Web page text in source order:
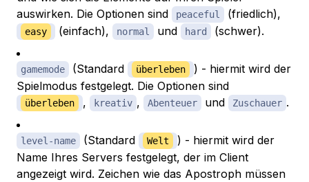
auswirken. Die Optionen sind
peaceful (friedlich),
easy (einfach), normal und hard (schwer).
gamemode (Standard überleben
) - hiermit wird der
Spielmodus festgelegt. Die Optionen sind
überleben , kreativ , Abenteuer und Zuschauer .
level-name (Standard Welt
) - hiermit wird der
Name Ihres Servers festgelegt, der im Client
angezeigt wird. Zeichen wie das Apostroph müssen